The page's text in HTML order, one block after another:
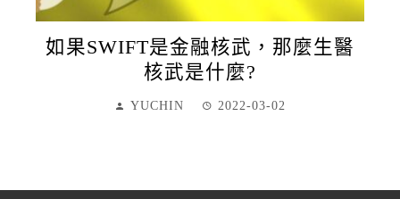
如果SWIFT是金融核武，那麼生醫
核武是什麼?
YUCHIN 2022-03-02